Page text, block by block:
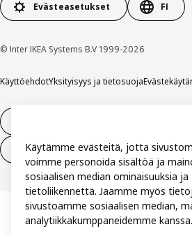
Evästeasetukset FI
© Inter IKEA Systems B.V 1999-2026
KäyttöehdotYksityisyys ja tietosuoja
Peru sopimus (palvelut)
Käytämme evästeitä, jotta
voimme personoida sisältöä ja
sosiaalisen median ominaisuuksia ja
tietoliikennettä. Jaamme myös
sivustoamme sosiaalisen median,
analytiikkakumppaneidemme kanssa.